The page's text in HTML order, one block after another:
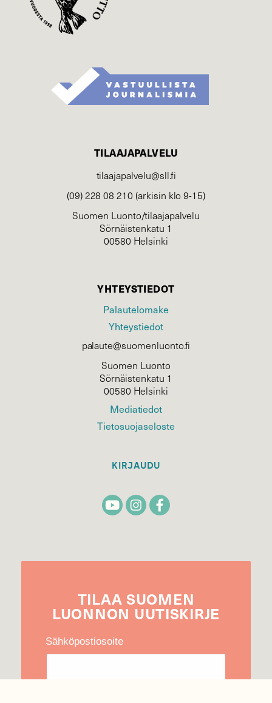
TILAAJAPALVELU
tilaajapalvelu@sll.fi
(09) 228 08 210 (arkisin klo 9-15)
Suomen Luonto/tilaajapalvelu
Sörnäistenkatu 1
00580 Helsinki
YHTEYSTIEDOT
Palautelomake
Yhteystiedot
palaute@suomenluonto.fi
Suomen Luonto
Sörnäistenkatu 1
00580 Helsinki
Mediatiedot
Tietosuojaseloste
KIRJAUDU
TILAA SUOMEN
LUONNON UUTIS­KIRJE
Sähköpostiosoite